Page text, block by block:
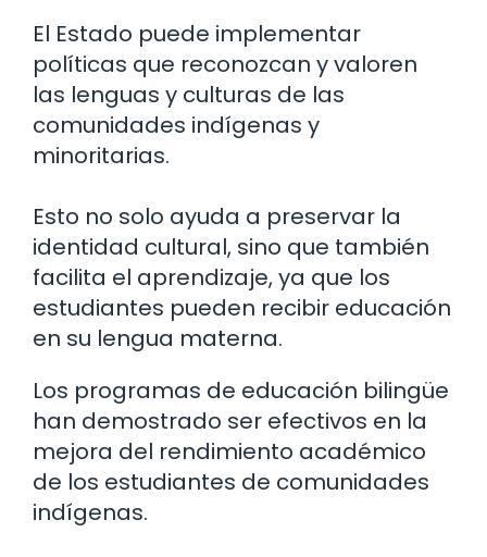
El Estado puede implementar
políticas que reconozcan y valoren
las lenguas y culturas de las
comunidades indígenas y
minoritarias.
Esto no solo ayuda a preservar la
identidad cultural, sino que también
facilita el aprendizaje, ya que los
estudiantes pueden recibir educación
en su lengua materna.
Los programas de educación bilingüe
han demostrado ser efectivos en la
mejora del rendimiento académico
de los estudiantes de comunidades
indígenas.